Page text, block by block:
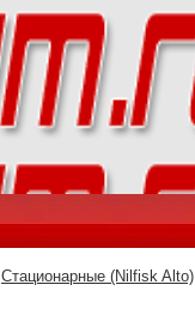
Стационарные (Nilfisk Alto)